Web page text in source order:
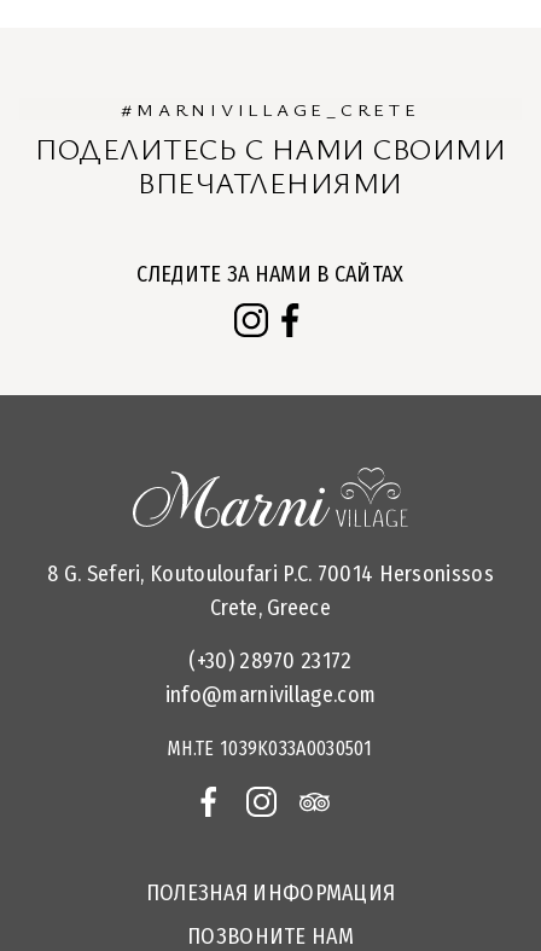
#MARNIVILLAGE_CRETE
ПОДЕЛИТЕСЬ С НАМИ СВОИМИ
ВПЕЧАТЛЕНИЯМИ
СЛЕДИТЕ ЗА НАМИ В САЙТАХ
8 G. Seferi, Koutouloufari P.C. 70014 Hersonissos
Crete, Greece
(+30) 28970 23172
info@marnivillage.com
MH.TE 1039Κ033Α0030501
ПОЛЕЗНАЯ ИНФОРМАЦИЯ
ПОЗВОНИТЕ НАМ